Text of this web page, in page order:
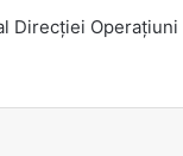
Direcției